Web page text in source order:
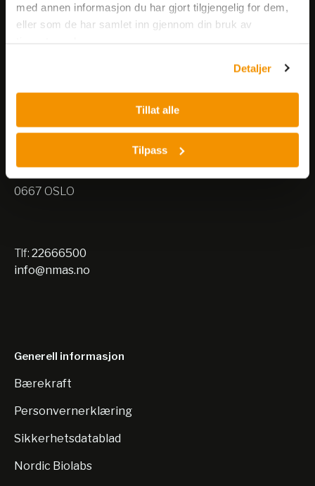
med annen informasjon du har gjort tilgjengelig for dem,
eller som de har samlet inn gjennom din bruk av
Detaljer
Tillat alle
Tilpass
Nils Hansens vei 8
0667 OSLO
Tlf: 22666500
info@nmas.no
Generell informasjon
Bærekraft
Personvernerklæring
Sikkerhetsdatablad
Nordic Biolabs